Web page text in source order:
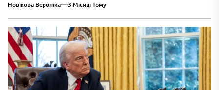
Новікова Вероніка 3 Місяці Тому